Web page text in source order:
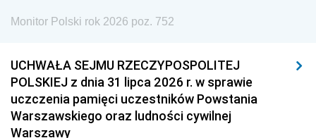
Monitor Polski rok 2026 poz. 752
UCHWAŁA SEJMU RZECZYPOSPOLITEJ
POLSKIEJ z dnia 31 lipca 2026 r. w sprawie
uczczenia pamięci uczestników Powstania
Warszawskiego oraz ludności cywilnej
Warszawy